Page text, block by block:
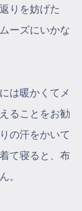
りを妨げた
ーズにいかな
は暖かくてメ
ることをお勧
の汗をかいて
て寝ると、布
。